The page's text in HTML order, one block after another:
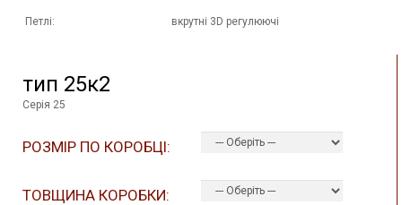
Петлі: вкрутні 3D регулюючі
тип 25к2
Серія 25
РОЗМІР ПО КОРОБЦІ:
ТОВЩИНА КОРОБКИ: